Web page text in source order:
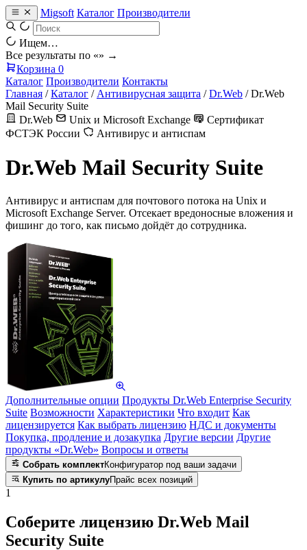
Migsoft Каталог Производители
Ищем…
Все результаты по «» →
Корзина 0
Каталог Производители Контакты
Главная / Каталог / Антивирусная защита / Dr.Web / Dr.Web
Mail Security Suite
Dr.Web
Unix и Microsoft Exchange
Сертификат
ФСТЭК России
Антивирус и антиспам
Dr.Web Mail Security Suite
Антивирус и антиспам для почтового потока на Unix и
Microsoft Exchange Server. Отсекает вредоносные вложения и
фишинг до того, как письмо дойдёт до сотрудника.
Дополнительные опции Продукты Dr.Web Enterprise Security
Suite Возможности Характеристики Что входит Как
лицензируется Как выбрать лицензию НДС и документы
Покупка, продление и дозакупка Другие версии Другие
продукты «Dr.Web» Вопросы и ответы
Собрать комплектКонфигуратор под ваши задачи
Купить по артикулуПрайс всех позиций
1
Соберите лицензию Dr.Web Mail
Security Suite